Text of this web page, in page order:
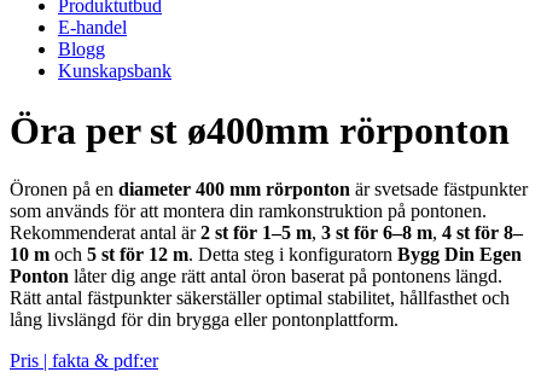
Produktutbud
E-handel
Blogg
Kunskapsbank
Öra per st ø400mm rörponton
Öronen på en diameter 400 mm rörponton är svetsade fästpunkter
som används för att montera din ramkonstruktion på pontonen.
Rekommenderat antal är2 st för 1–5 m, 3 st för 6–8 m, 4 st för 8–
10 m och 5 st för 12 m. Detta steg i konfiguratorn Bygg Din Egen
Ponton låter dig ange rätt antal öron baserat på pontonens längd.
Rätt antal fästpunkter säkerställer optimal stabilitet, hållfasthet och
lång livslängd för din brygga eller pontonplattform.
Pris | fakta & pdf:er